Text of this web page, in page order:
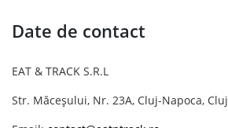
Date de contact
EAT & TRACK S.R.L
Str. Măceșului, Nr. 23A, Cluj-Napoca, Cluj